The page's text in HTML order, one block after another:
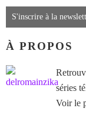
S'inscrire à la
À PROPOS
séries
Voir le